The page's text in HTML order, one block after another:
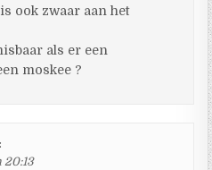
ook zwaar aan het
als er een
moskee ?
20:13